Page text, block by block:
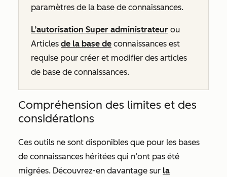
paramètres de la base de connaissances.
L’autorisation Super administrateur ou
Articles de la base de connaissances est
requise pour créer et modifier des articles
de base de connaissances.
Compréhension des limites et des
considérations
Ces outils ne sont disponibles que pour les bases
de connaissances héritées qui n’ont pas été
migrées. Découvrez-en davantage sur la